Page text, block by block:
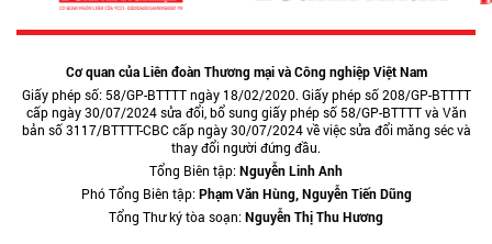
Cơ quan của Liên đoàn Thương mại và Công nghiệp Việt Nam
Giấy phép số: 58/GP-BTTTT ngày 18/02/2020. Giấy phép số 208/GP-BTTTT
cấp ngày 30/07/2024 sửa đổi, bổ sung giấy phép số 58/GP-BTTTT và Văn
bản số 3117/BTTTT-CBC cấp ngày 30/07/2024 về việc sửa đổi măng séc và
thay đổi người đứng đầu.
Tổng Biên tập:Nguyễn Linh Anh
Phó Tổng Biên tập:Phạm Văn Hùng, Nguyễn Tiến Dũng
Tổng Thư ký tòa soạn:Nguyễn Thị Thu Hương